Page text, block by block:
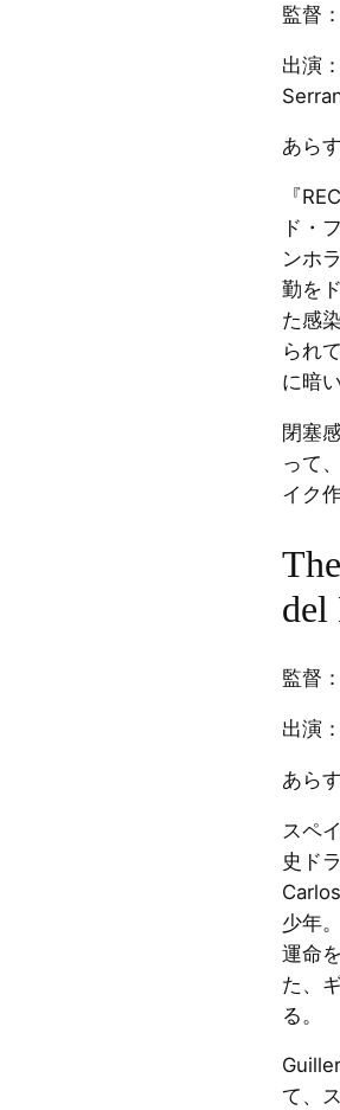
監督
出演
あら
『
ド・
ンホ
勤を
た感
られ
に暗
閉塞
って
イク
del
監督
出演
あら
スペ
史ド
少年
運命
た、
る。
て、